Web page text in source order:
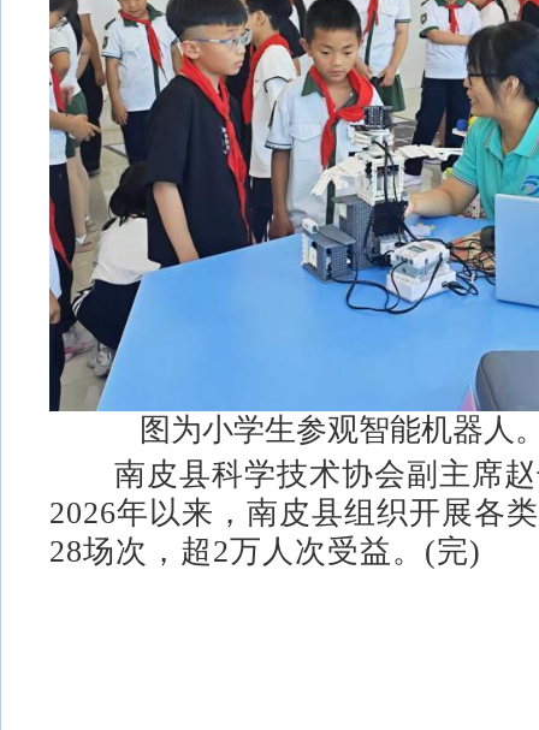
图为小学生参观智能机器人
南皮县科学技术协会副主席赵
2026年以来，南皮县组织开展各
28场次，超2万人次受益。(完)